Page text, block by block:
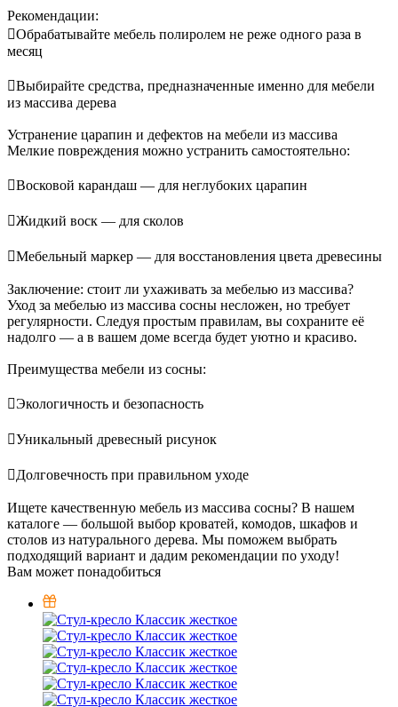
Рекомендации:
Обрабатывайте мебель полиролем не реже одного раза в
месяц
Выбирайте средства, предназначенные именно для мебели
из массива дерева
Устранение царапин и дефектов на мебели из массива
Мелкие повреждения можно устранить самостоятельно:
Восковой карандаш — для неглубоких царапин
Жидкий воск — для сколов
Мебельный маркер — для восстановления цвета древесины
Заключение: стоит ли ухаживать за мебелью из массива?
Уход за мебелью из массива сосны несложен, но требует
регулярности. Следуя простым правилам, вы сохраните её
надолго — а в вашем доме всегда будет уютно и красиво.
Преимущества мебели из сосны:
Экологичность и безопасность
Уникальный древесный рисунок
Долговечность при правильном уходе
Ищете качественную мебель из массива сосны? В нашем
каталоге — большой выбор кроватей, комодов, шкафов и
столов из натурального дерева. Мы поможем выбрать
подходящий вариант и дадим рекомендации по уходу!
Вам может понадобиться